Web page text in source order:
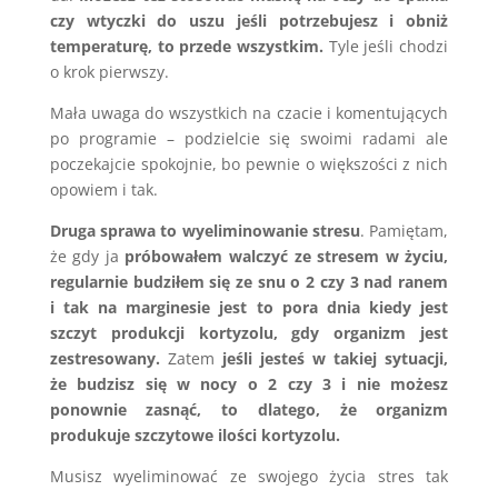
czy wtyczki do uszu jeśli potrzebujesz i obniż
temperaturę, to przede wszystkim. Tyle jeśli chodzi
o krok pierwszy.
Mała uwaga do wszystkich na czacie i komentujących
po programie – podzielcie się swoimi radami ale
poczekajcie spokojnie, bo pewnie o większości z nich
opowiem i tak.
Druga sprawa to wyeliminowanie stresu. Pamiętam,
że gdy ja próbowałem walczyć ze stresem w życiu,
regularnie budziłem się ze snu o 2 czy 3 nad ranem
i tak na marginesie jest to pora dnia kiedy jest
szczyt produkcji kortyzolu, gdy organizm jest
zestresowany. Zatem jeśli jesteś w takiej sytuacji,
że budzisz się w nocy o 2 czy 3 i nie możesz
ponownie zasnąć, to dlatego, że organizm
produkuje szczytowe ilości kortyzolu.
Musisz wyeliminować ze swojego życia stres tak